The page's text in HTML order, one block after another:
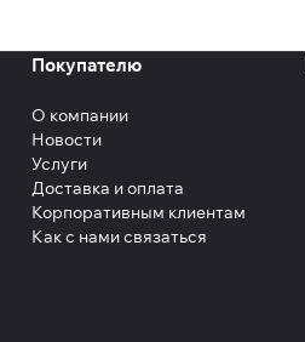
Покупателю
О компании
Новости
Услуги
Доставка и оплата
Корпоративным клиентам
Как с нами связаться